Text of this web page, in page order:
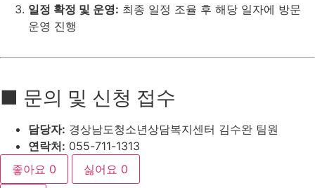
일정 확정 및 운영: 최종 일정 조율 후 해당 일자에 방문
운영 진행
■ 문의 및 신청 접수
담당자: 경상남도청소년상담복지센터 김수완 팀원
연락처: 055-711-1313
좋아요 0 싫어요 0